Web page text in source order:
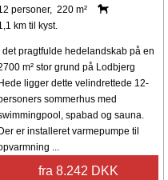
personer, 220 m²
km til kyst.
I det pragtfulde hedelandskab på en
m² stor grund på Lodbjerg
Hede ligger dette velindrettede 12-
sommerhus med
spabad og sauna.
Der er installeret varmepumpe til
...
fra 8.242 DKK